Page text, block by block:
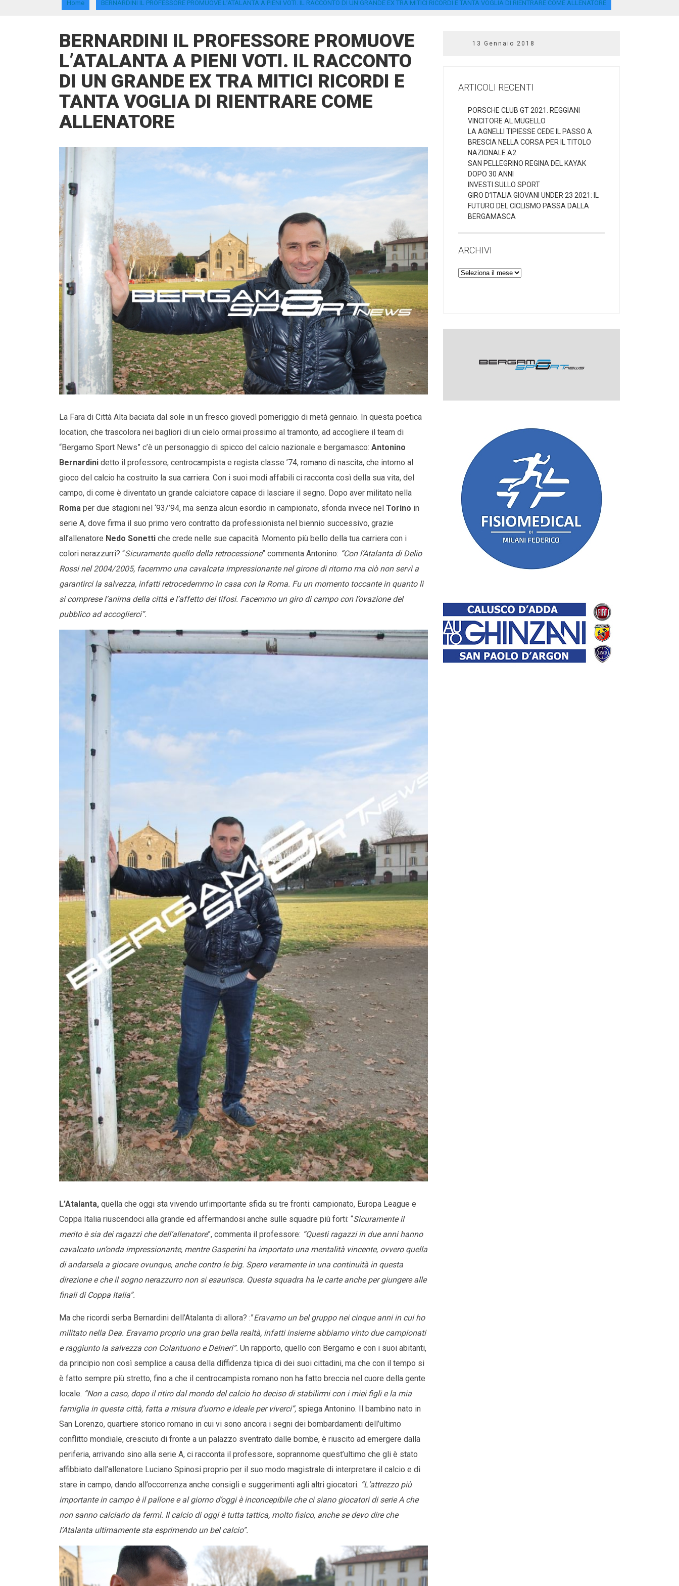
Home BERNARDINI IL PROFESSORE PROMUOVE L’ATALANTA A PIENI VOTI. IL RACCONTO DI UN GRANDE EX TRA MITICI RICORDI E TANTA VOGLIA DI RIENTRARE COME ALLENATORE
BERNARDINI IL PROFESSORE PROMUOVE
L’ATALANTA A PIENI VOTI. IL RACCONTO
DI UN GRANDE EX TRA MITICI RICORDI E
TANTA VOGLIA DI RIENTRARE COME
ALLENATORE
La Fara di Città Alta baciata dal sole in un fresco giovedì pomeriggio di metà gennaio. In questa poetica
location, che trascolora nei bagliori di un cielo ormai prossimo al tramonto, ad accogliere il team di
“Bergamo Sport News” c’è un personaggio di spicco del calcio nazionale e bergamasco: Antonino
Bernardini detto il professore, centrocampista e regista classe ’74, romano di nascita, che intorno al
gioco del calcio ha costruito la sua carriera. Con i suoi modi affabili ci racconta così della sua vita, del
campo, di come è diventato un grande calciatore capace di lasciare il segno. Dopo aver militato nella
Roma per due stagioni nel ‘93/’94, ma senza alcun esordio in campionato, sfonda invece nel Torino in
serie A, dove firma il suo primo vero contratto da professionista nel biennio successivo, grazie
all’allenatore Nedo Sonetti che crede nelle sue capacità. Momento più bello della tua carriera con i
colori nerazzurri? “Sicuramente quello della retrocessione” commenta Antonino: “Con l’Atalanta di Delio
Rossi nel 2004/2005, facemmo una cavalcata impressionante nel girone di ritorno ma ciò non servì a
garantirci la salvezza, infatti retrocedemmo in casa con la Roma. Fu un momento toccante in quanto lì
si comprese l’anima della città e l’affetto dei tifosi. Facemmo un giro di campo con l’ovazione del
pubblico ad accoglierci”.
L’Atalanta, quella che oggi sta vivendo un’importante sfida su tre fronti: campionato, Europa League e
Coppa Italia riuscendoci alla grande ed affermandosi anche sulle squadre più forti: “Sicuramente il
merito è sia dei ragazzi che dell’allenatore”, commenta il professore: “Questi ragazzi in due anni hanno
cavalcato un’onda impressionante, mentre Gasperini ha importato una mentalità vincente, ovvero quella
di andarsela a giocare ovunque, anche contro le big. Spero veramente in una continuità in questa
direzione e che il sogno nerazzurro non si esaurisca. Questa squadra ha le carte anche per giungere alle
finali di Coppa Italia”.
Ma che ricordi serba Bernardini dell’Atalanta di allora? :”Eravamo un bel gruppo nei cinque anni in cui ho
militato nella Dea. Eravamo proprio una gran bella realtà, infatti insieme abbiamo vinto due campionati
e raggiunto la salvezza con Colantuono e Delneri”. Un rapporto, quello con Bergamo e con i suoi abitanti,
da principio non così semplice a causa della diffidenza tipica di dei suoi cittadini, ma che con il tempo si
è fatto sempre più stretto, fino a che il centrocampista romano non ha fatto breccia nel cuore della gente
locale. “Non a caso, dopo il ritiro dal mondo del calcio ho deciso di stabilirmi con i miei figli e la mia
famiglia in questa città, fatta a misura d’uomo e ideale per viverci”, spiega Antonino. Il bambino nato in
San Lorenzo, quartiere storico romano in cui vi sono ancora i segni dei bombardamenti dell’ultimo
conflitto mondiale, cresciuto di fronte a un palazzo sventrato dalle bombe, è riuscito ad emergere dalla
periferia, arrivando sino alla serie A, ci racconta il professore, soprannome quest’ultimo che gli è stato
affibbiato dall’allenatore Luciano Spinosi proprio per il suo modo magistrale di interpretare il calcio e di
stare in campo, dando all’occorrenza anche consigli e suggerimenti agli altri giocatori. “L’attrezzo più
importante in campo è il pallone e al giorno d’oggi è inconcepibile che ci siano giocatori di serie A che
non sanno calciarlo da fermi. Il calcio di oggi è tutta tattica, molto fisico, anche se devo dire che
l’Atalanta ultimamente sta esprimendo un bel calcio”.
13 Gennaio 2018
ARTICOLI RECENTI
PORSCHE CLUB GT 2021. REGGIANI
VINCITORE AL MUGELLO
LA AGNELLI TIPIESSE CEDE IL PASSO A
BRESCIA NELLA CORSA PER IL TITOLO
NAZIONALE A2
SAN PELLEGRINO REGINA DEL KAYAK
DOPO 30 ANNI
INVESTI SULLO SPORT
GIRO D’ITALIA GIOVANI UNDER 23 2021: IL
FUTURO DEL CICLISMO PASSA DALLA
BERGAMASCA
ARCHIVI
Archivi